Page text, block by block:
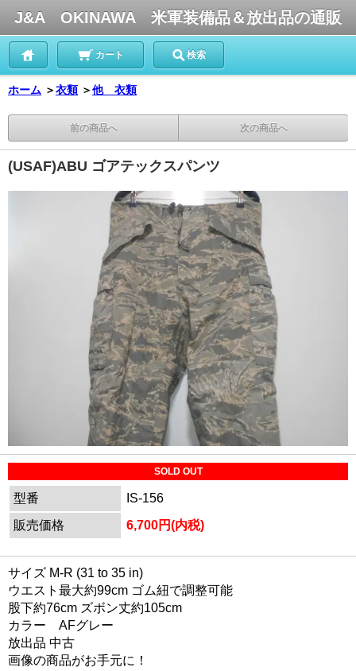
J&A OKINAWA 米軍装備品＆放出品の通販
カート 検索
ホーム ＞衣類 ＞他 衣類
前の商品へ 次の商品へ
(USAF)ABU ゴアテックスパンツ
SOLD OUT
型番
IS-156
販売価格
6,700円(内税)
サイズ M-R (31 to 35 in)
ウエスト最大約99cm ゴム紐で調整可能
股下約76cm ズボン丈約105cm
カラー AFグレー
放出品 中古
画像の商品がお手元に！